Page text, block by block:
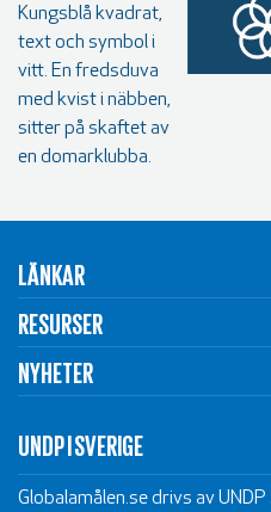
LÄNKAR
RESURSER
NYHETER
UNDP I SVERIGE
Globalamålen.se drivs av